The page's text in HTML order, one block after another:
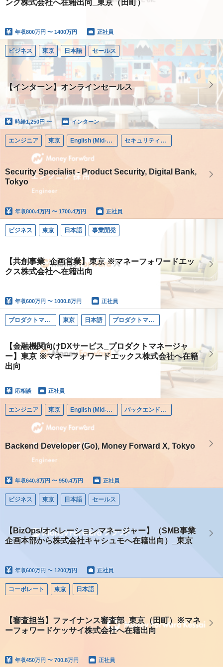
ング株式会社へ在籍出向_東京（田町）
年収800万円 〜 1400万円 正社員
ビジネス 東京 日本語 セールス
【インターン】オンラインセールス
時給1,250円 〜 インターン
エンジニア 東京 English (Mid-career) セキュリティエンジニア
Security Specialist - Product Security, Digital Bank,
Tokyo
年収800.4万円 〜 1700.4万円 正社員
ビジネス 東京 日本語 事業開発
【共創事業_企画営業】東京 ※マネーフォワードエッ
クス株式会社へ在籍出向
年収600万円 〜 1000.8万円 正社員
プロダクトマネージャー 東京 日本語 プロダクトマネージャー
【金融機関向けDXサービス_プロダクトマネージャ
ー】東京 ※マネーフォワードエックス株式会社へ在籍
出向
応相談 正社員
エンジニア 東京 English (Mid-career) バックエンドエンジニア
Backend Developer (Go), Money Forward X, Tokyo
年収640.8万円 〜 950.4万円 正社員
ビジネス 東京 日本語 セールス
【BizOps/オペレーションマネージャー】（SMB事業
企画本部から株式会社キャシュモへ在籍出向）_東京
年収600万円 〜 1200万円 正社員
コーポレート 東京 日本語
【審査担当】ファイナンス審査部_東京（田町）※マネ
ーフォワードケッサイ株式会社へ在籍出向
年収450万円 〜 700.8万円 正社員